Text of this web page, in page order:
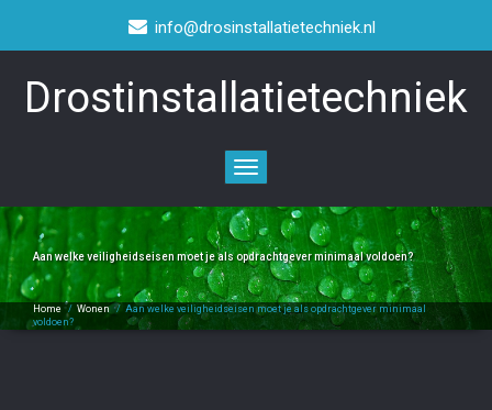
info@drosinstallatietechniek.nl
Drostinstallatietechniek
Toggle
navigation
Aan welke veiligheidseisen moet je als opdrachtgever minimaal voldoen?
Home / Wonen/ Aan welke veiligheidseisen moet je als opdrachtgever minimaal
voldoen?